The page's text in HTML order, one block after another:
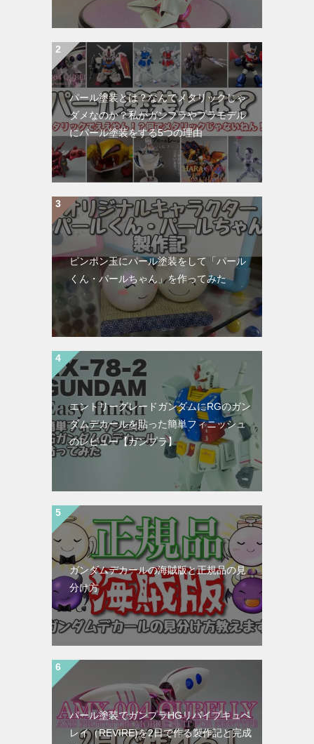
パール塗装とは？なんでメタリックじゃ
ダメなのか？私がガンプラやプラモデル
にパール塗装をする5つの理由
ピンポン玉にパール塗装をして「パール
くん・パールちゃん」を作ってみた
エントリーグレードガンダムにRGのガン
ダムデカールを貼った簡単フィニッシュ
のレビュー【ガンプラ】
ガンダムデカールの海賊版と正規品の見
分け方
パール塗装でガンプラHGリバイブキュベ
レイ（REVIRE)を2日で作る製作記と完成